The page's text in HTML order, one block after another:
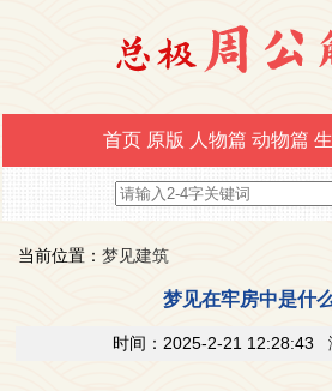
首页 原版 人物篇 动物篇
当前位置： 梦见建筑
梦见在牢房中是什
时间：2025-2-21 12:28:43